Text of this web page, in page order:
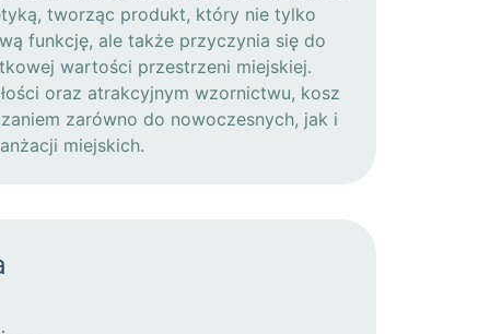
tworząc produkt, który nie tylko
funkcję, ale także przyczynia się do
wartości przestrzeni miejskiej.
oraz atrakcyjnym wzornictwu, kosz
zarówno do nowoczesnych, jak i
miejskich.